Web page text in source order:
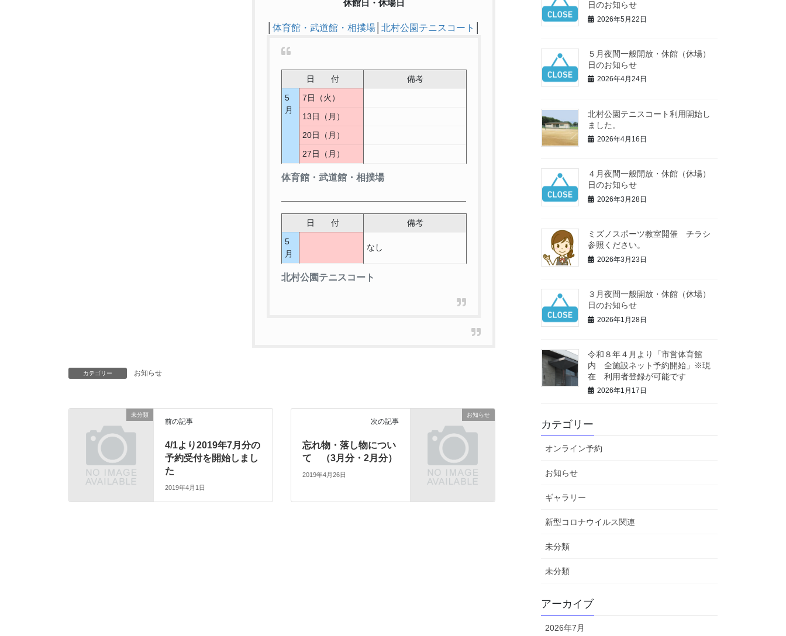
休館日・休場日
体育館・武道館・相撲場 北村公園テニスコート
体育館・武道館・相撲場
日 付
備考
5
月
7日（火）
13日（月）
20日（月）
27日（月）
北村公園テニスコート
日 付
備考
5
月
なし
カテゴリー お知らせ
未分類
前の記事
4/1より2019年7月分の
予約受付を開始しまし
た
2019年4月1日
お知らせ
次の記事
忘れ物・落し物につい
て （3月分・2月分）
2019年4月26日
日のお知らせ
2026年5月22日
５月夜間一般開放・休館（休場）
日のお知らせ
2026年4月24日
北村公園テニスコート利用開始し
ました。
2026年4月16日
４月夜間一般開放・休館（休場）
日のお知らせ
2026年3月28日
ミズノスポーツ教室開催 チラシ
参照ください。
2026年3月23日
３月夜間一般開放・休館（休場）
日のお知らせ
2026年1月28日
令和８年４月より「市営体育館
内 全施設ネット予約開始」※現
在 利用者登録が可能です
2026年1月17日
カテゴリー
オンライン予約
お知らせ
ギャラリー
新型コロナウイルス関連
未分類
未分類
アーカイブ
2026年7月